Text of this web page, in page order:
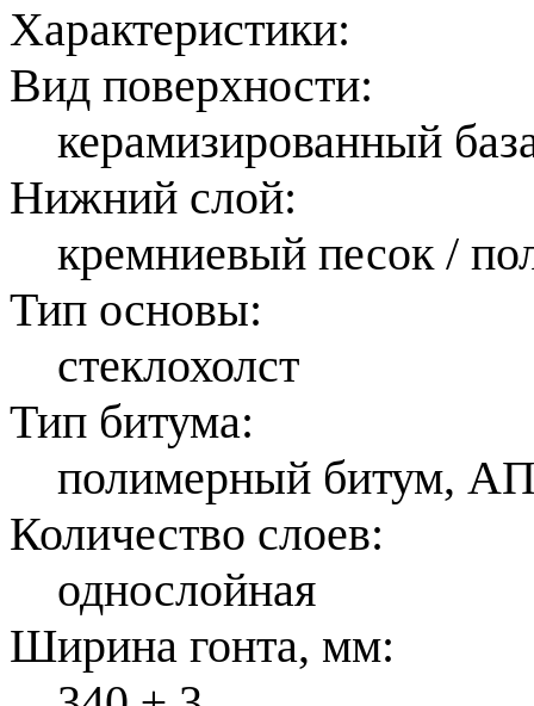
Характеристики:
Вид поверхности:
керамизированный
Нижний слой:
кремниевый песок /
Тип основы:
стеклохолст
Тип битума:
полимерный битум,
Количество слоев:
однослойная
Ширина гонта, мм: